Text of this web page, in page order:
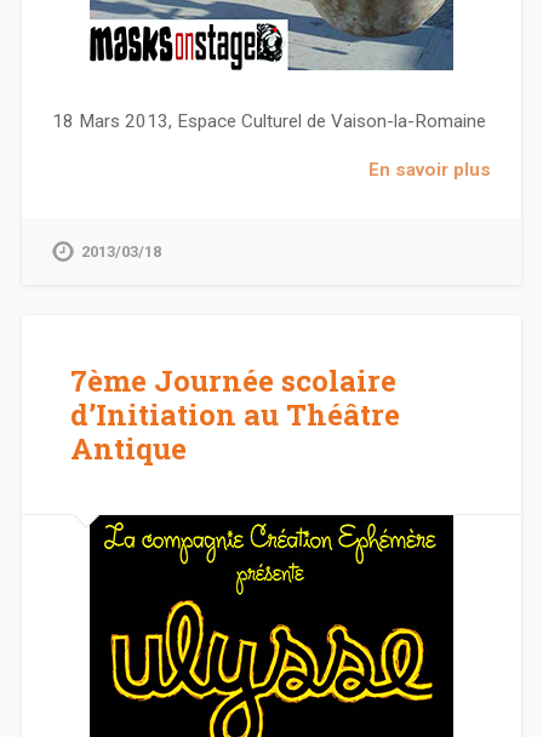
18 Mars 2013, Espace Culturel de Vaison-la-Romaine
En savoir plus
2013/03/18
7ème Journée scolaire
d’Initiation au Théâtre
Antique